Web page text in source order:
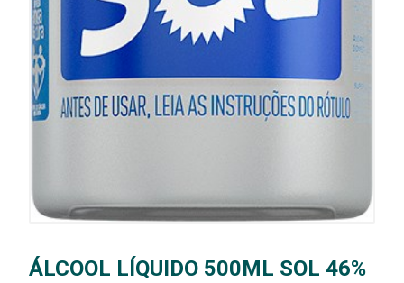
ÁLCOOL LÍQUIDO 500ML SOL 46%